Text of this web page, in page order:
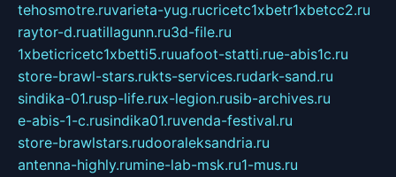
tehosmotre.ruvarieta-yug.rucricetc1xbetr1xbetcc2.ru
raytor-d.ruatillagunn.ru3d-file.ru
1xbeticricetc1xbetti5.ruuafoot-statti.rue-abis1c.ru
store-brawl-stars.rukts-services.rudark-sand.ru
sindika-01.rusp-life.rux-legion.rusib-archives.ru
e-abis-1-c.rusindika01.ruvenda-festival.ru
store-brawlstars.rudooraleksandria.ru
antenna-highly.rumine-lab-msk.ru1-mus.ru